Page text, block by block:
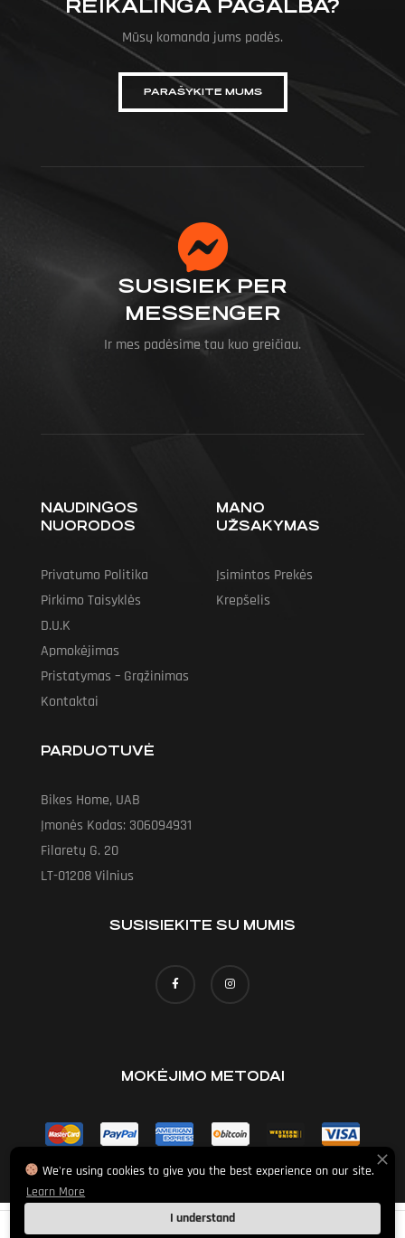
REIKALINGA PAGALBA?
Mūsų komanda jums padės.
PARAŠYKITE MUMS
SUSISIEK PER
MESSENGER
Ir mes padėsime tau kuo greičiau.
NAUDINGOS
NUORODOS
Privatumo Politika
Pirkimo Taisyklės
D.U.K
Apmokėjimas
Pristatymas – Grąžinimas
Kontaktai
MANO
UŽSAKYMAS
Įsimintos Prekės
Krepšelis
PARDUOTUVĖ
Bikes Home, UAB
Įmonės Kodas: 306094931
Filaretų G. 20
LT-01208 Vilnius
SUSISIEKITE SU MUMIS
MOKĖJIMO METODAI
We're using cookies to give you the best experience on our site.
Learn More
I understand